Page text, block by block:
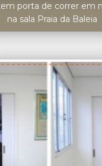
porta de correr em
na sala Praia da Baleia